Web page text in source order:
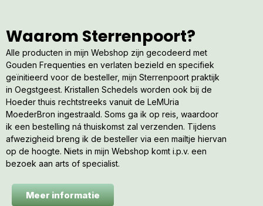
Waarom Sterrenpoort?
Alle producten in mijn Webshop zijn gecodeerd met
Gouden Frequenties en verlaten bezield en specifiek
geïnitieerd voor de besteller, mijn Sterrenpoort praktijk
in Oegstgeest. Kristallen Schedels worden ook bij de
Hoeder thuis rechtstreeks vanuit de LeMUria
MoederBron ingestraald. Soms ga ik op reis, waardoor
ik een bestelling ná thuiskomst zal verzenden. Tijdens
afwezigheid breng ik de besteller via een mailtje hiervan
op de hoogte. Niets in mijn Webshop komt i.p.v. een
bezoek aan arts of specialist.
Meer informatie